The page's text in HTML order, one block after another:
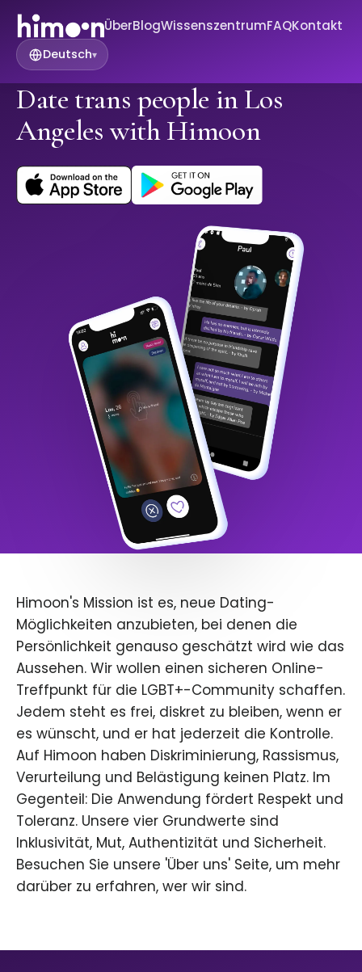
ÜberBlogWissenszentrumFAQKontakt
Deutsch▾
Date trans people in Los
Angeles with Himoon
Himoon's Mission ist es, neue Dating-
Möglichkeiten anzubieten, bei denen die
Persönlichkeit genauso geschätzt wird wie das
Aussehen. Wir wollen einen sicheren Online-
Treffpunkt für die LGBT+-Community schaffen.
Jedem steht es frei, diskret zu bleiben, wenn er
es wünscht, und er hat jederzeit die Kontrolle.
Auf Himoon haben Diskriminierung, Rassismus,
Verurteilung und Belästigung keinen Platz. Im
Gegenteil: Die Anwendung fördert Respekt und
Toleranz. Unsere vier Grundwerte sind
Inklusivität, Mut, Authentizität und Sicherheit.
Besuchen Sie unsere 'Über uns' Seite, um mehr
darüber zu erfahren, wer wir sind.